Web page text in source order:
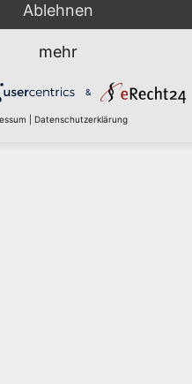
Ablehnen
mehr
&
Datenschutzerklärung